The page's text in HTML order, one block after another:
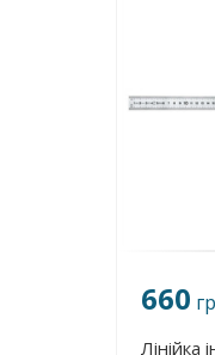
660
Лінійка